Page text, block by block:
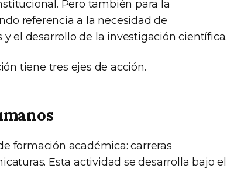
Pero también para la
referencia a la necesidad de
el desarrollo de la investigación científica.
tiene tres ejes de acción.
formación académica: carreras
Esta actividad se desarrolla bajo el